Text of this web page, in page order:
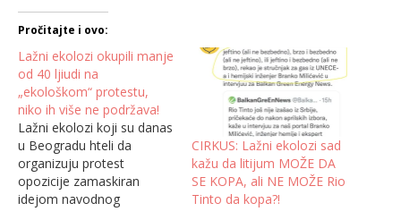
Pročitajte i ovo:
Lažni ekolozi okupili manje
od 40 ljiudi na
„ekološkom“ protestu,
niko ih više ne podržava!
Lažni ekolozi koji su danas
u Beogradu hteli da
organizuju protest
opozicije zamaskiran
idejom navodnog
CIRKUS: Lažni ekolozi sad
kažu da litijum MOŽE DA
SE KOPA, ali NE MOŽE Rio
Tinto da kopa?!